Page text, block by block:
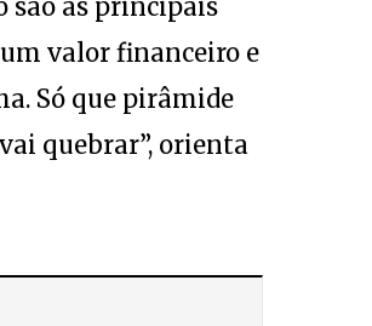
valor financeiro e
Só que pirâmide
quebrar”, orienta